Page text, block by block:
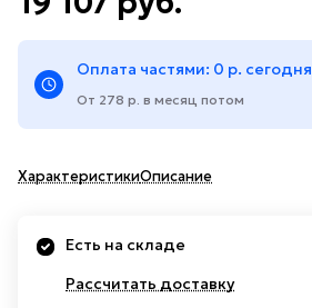
Оплата частями: 0 р. сегодня
От 278 р. в месяц потом
ХарактеристикиОписание
Есть на складе
Рассчитать доставку